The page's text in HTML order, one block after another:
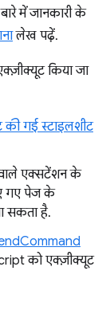
में जानकारी के
लेख पढ़ें.
किया जा
की गई स्टाइलशीट
एक्सटेंशन के
गए पेज के
सकता है.
को एक्ज़ीक्यूट